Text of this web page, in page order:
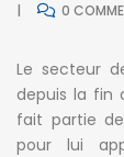
0
Le secteur
depuis la fin
fait partie
pour lui